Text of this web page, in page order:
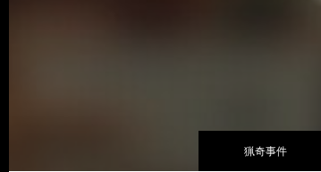
猟奇事件